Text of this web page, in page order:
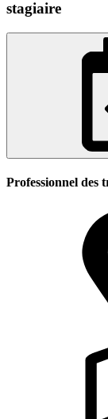
stagiaire
Professionnel des